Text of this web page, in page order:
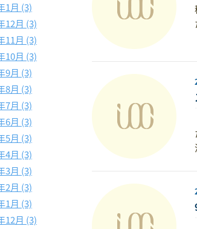
1月 (3)
12月 (3)
11月 (3)
10月 (3)
9月 (3)
8月 (3)
7月 (3)
6月 (3)
5月 (3)
4月 (3)
3月 (3)
2月 (3)
1月 (3)
12月 (3)